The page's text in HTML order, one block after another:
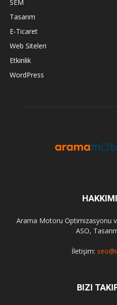
SEM
Tasarım
E-Ticaret
Web Siteleri
Etkinlik
WordPress
Arama Motoru Optimizasyonu
ASO,
İletişim:
BIZI